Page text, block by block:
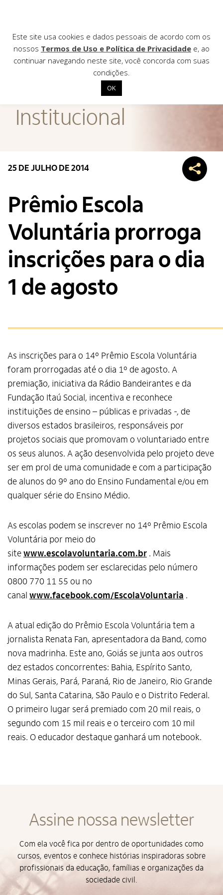
Institucional
Editais
Contato
Alto Contraste
Termos de Uso e Política de
Privacidade
Institucional
25 DE JULHO DE 2014
Prêmio Escola
Voluntária prorroga
inscrições para o dia
1 de agosto
As inscrições para o 14º Prêmio Escola Voluntária
foram prorrogadas até o dia 1º de agosto. A
premiação, iniciativa da Rádio Bandeirantes e da
Fundação Itaú Social, incentiva e reconhece
instituições de ensino – públicas e privadas -, de
diversos estados brasileiros, responsáveis por
projetos sociais que promovam o voluntariado entre
os seus alunos. A ação desenvolvida pelo projeto deve
ser em prol de uma comunidade e com a participação
de alunos do 9º ano do Ensino Fundamental e/ou em
qualquer série do Ensino Médio.
As escolas podem se inscrever no 14º Prêmio Escola
Voluntária por meio do
sitewww.escolavoluntaria.com.br . Mais
informações podem ser esclarecidas pelo número
0800 770 11 55 ou no
canal www.facebook.com/EscolaVoluntaria .
A atual edição do Prêmio Escola Voluntária tem a
jornalista Renata Fan, apresentadora da Band, como
nova madrinha. Este ano, Goiás se junta aos outros
dez estados concorrentes: Bahia, Espírito Santo,
Minas Gerais, Pará, Paraná, Rio de Janeiro, Rio Grande
do Sul, Santa Catarina, São Paulo e o Distrito Federal.
O primeiro lugar será premiado com 20 mil reais, o
segundo com 15 mil reais e o terceiro com 10 mil
reais. O educador destaque ganhará um notebook.
Assine nossa newsletter
Com ela você fica por dentro de oportunidades como
cursos, eventos e conhece histórias inspiradoras sobre
profissionais da educação, famílias e organizações da
sociedade civil.
Este site usa cookies e dados pessoais de acordo com os
nossos Termos de Uso e Política de Privacidade e, ao
continuar navegando neste site, você concorda com suas
condições.
OK